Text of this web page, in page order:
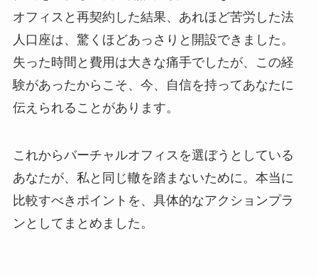
オフィスと再契約した結果、あれほど苦労した法
人口座は、驚くほどあっさりと開設できました。
失った時間と費用は大きな痛手でしたが、この経
験があったからこそ、今、自信を持ってあなたに
伝えられることがあります。
これからバーチャルオフィスを選ぼうとしている
あなたが、私と同じ轍を踏まないために。本当に
比較すべきポイントを、具体的なアクションプラ
ンとしてまとめました。